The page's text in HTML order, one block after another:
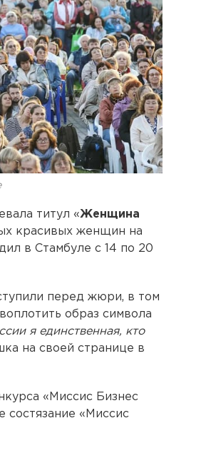
титул «Женщина
красивых женщин на
в Стамбуле с 14 по 20
перед жюри, в том
образ символа
я единственная, кто
на своей странице в
«Миссис Бизнес
состязание «Миссис